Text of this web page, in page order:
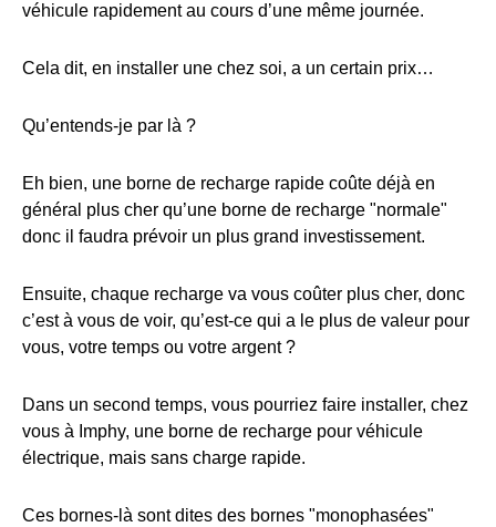
véhicule rapidement au cours d’une même journée.
Cela dit, en installer une chez soi, a un certain prix…
Qu’entends-je par là ?
Eh bien, une borne de recharge rapide coûte déjà en
général plus cher qu’une borne de recharge "normale"
donc il faudra prévoir un plus grand investissement.
Ensuite, chaque recharge va vous coûter plus cher, donc
c’est à vous de voir, qu’est-ce qui a le plus de valeur pour
vous, votre temps ou votre argent ?
Dans un second temps, vous pourriez faire installer, chez
vous à Imphy, une borne de recharge pour véhicule
électrique, mais sans charge rapide.
Ces bornes-là sont dites des bornes "monophasées"